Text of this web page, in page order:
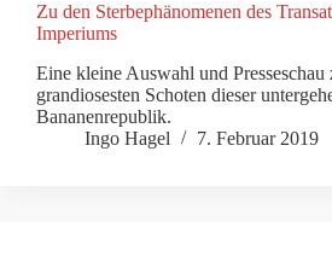
Zu den Sterbephänomenen des
Imperiums
Eine kleine Auswahl und Presseschau
grandiosesten Schoten dieser
Bananenrepublik.
Ingo Hagel
7. Februar 2019